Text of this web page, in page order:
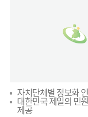
자치단체별 정보화
대한민국 제일의 민
제공